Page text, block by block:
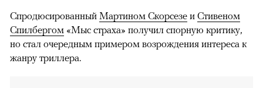
Спродюсированный Мартином Скорсезе и Стивеном
Спилбергом «Мыс страха» получил спорную критику,
но стал очередным примером возрождения интереса к
жанру триллера.